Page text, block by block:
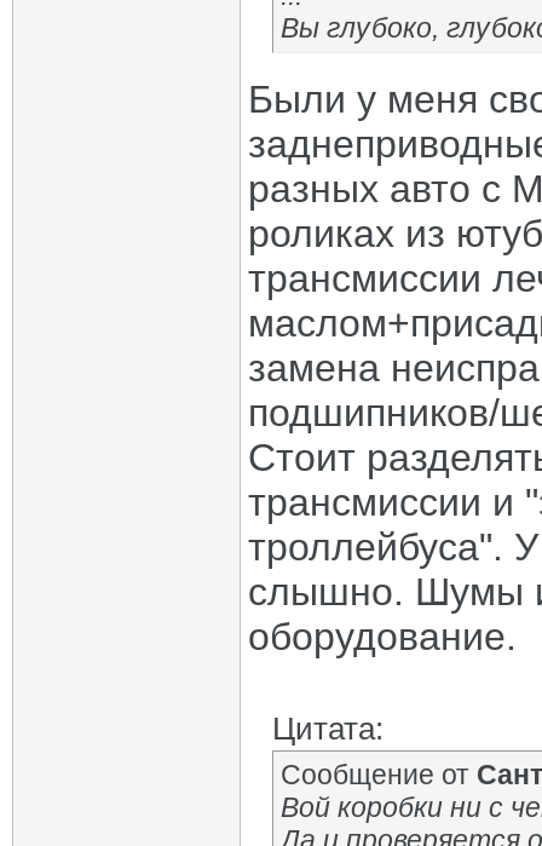
Вы глубоко,
Были у меня
разных авто с
роликах из
трансмиссии
замена
подшипников/
Стоит
трансмиссии и
троллейбуса".
слышно. Шумы
оборудование.
Цитата:
Сообщение от
Вой коробки ни с